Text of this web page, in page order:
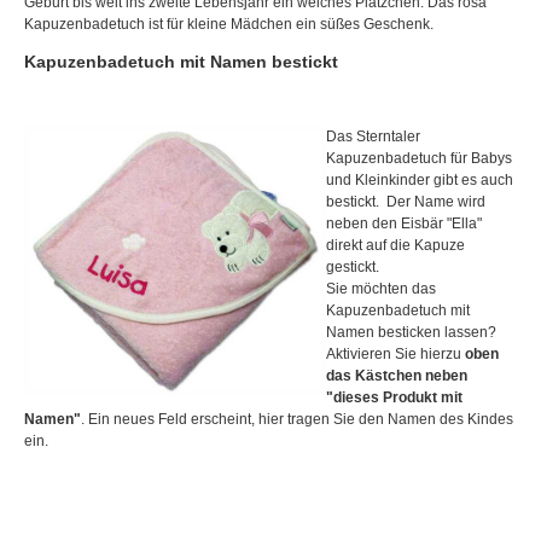
Kapuzenbadetuch ist für kleine Mädchen ein süßes Geschenk.
Kapuzenbadetuch mit Namen bestickt
Das Sterntaler
Kapuzenbadetuch für Babys
und Kleinkinder gibt es auch
bestickt. Der Name wird
neben den Eisbär "Ella"
direkt auf die Kapuze
gestickt.
Sie möchten das
Kapuzenbadetuch mit
Namen besticken lassen?
Aktivieren Sie hierzu oben
das Kästchen neben
"dieses Produkt mit
Namen". Ein neues Feld erscheint, hier tragen Sie den Namen des Kindes
ein.